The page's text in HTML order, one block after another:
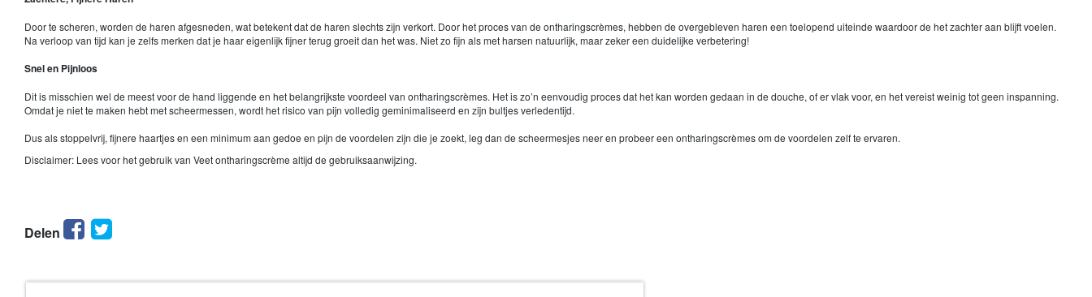
Door te scheren, worden de haren afgesneden, wat betekent dat de haren slechts zijn verkort. Door het proces van de ontharingscrèmes, hebben de overgebleven haren een toelopend uiteinde waardoor de het zachter aan blijft voelen.
Na verloop van tijd kan je zelfs merken dat je haar eigenlijk fijner terug groeit dan het was. Niet zo fijn als met harsen natuurlijk, maar zeker een duidelijke verbetering!
Snel en Pijnloos
Dit is misschien wel de meest voor de hand liggende en het belangrijkste voordeel van ontharingscrèmes. Het is zo’n eenvoudig proces dat het kan worden gedaan in de douche, of er vlak voor, en het vereist weinig tot geen inspanning.
Omdat je niet te maken hebt met scheermessen, wordt het risico van pijn volledig geminimaliseerd en zijn bultjes verledentijd.
Dus als stoppelvrij, fijnere haartjes en een minimum aan gedoe en pijn de voordelen zijn die je zoekt, leg dan de scheermesjes neer en probeer een ontharingscrèmes om de voordelen zelf te ervaren.
Disclaimer: Lees voor het gebruik van Veet ontharingscrème altijd de gebruiksaanwijzing.
Delen Facebook
Twitter